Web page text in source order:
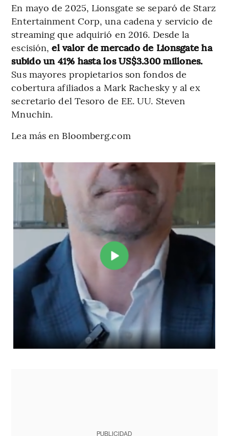
En mayo de 2025, Lionsgate se separó de Starz
Entertainment Corp, una cadena y servicio de
streaming que adquirió en 2016. Desde la
escisión,el valor de mercado de Lionsgate ha
subido un 41% hasta los US$3.300 millones.
Sus mayores propietarios son fondos de
cobertura afiliados a Mark Rachesky y al ex
secretario del Tesoro de EE. UU. Steven
Mnuchin.
Lea más en Bloomberg.com
PUBLICIDAD